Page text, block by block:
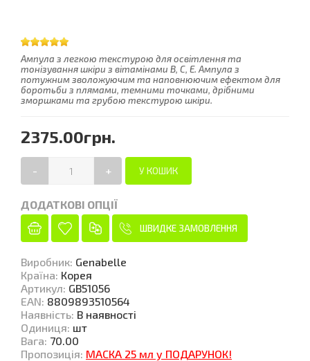
Ампула з легкою текстурою для освітлення та
тонізування шкіри з вітамінами B, C, E. Ампула з
потужним зволожуючим та наповнюючим ефектом для
боротьби з плямами, темними точками, дрібними
зморшками та грубою текстурою шкіри.
2375.00грн.
- +
ДОДАТКОВІ ОПЦІЇ
ШВИДКЕ ЗАМОВЛЕННЯ
Виробник: Genabelle
Країна: Корея
Артикул: GB51056
EAN: 8809893510564
Наявність: В наявності
Одиниця: шт
Вага: 70.00
Пропозиція: МАСКА 25 мл у ПОДАРУНОК!